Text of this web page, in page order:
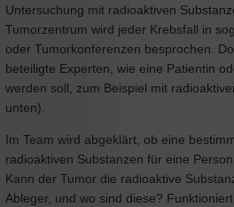
Untersuchung mit radioaktiven
Tumorzentrum wird jeder Krebsfall in
oder Tumorkonferenzen besprochen.
beteiligte Experten, wie eine Patientin
werden soll, zum Beispiel mit
unten).
Im Team wird abgeklärt, ob eine
radioaktiven Substanzen für eine
Kann der Tumor die radioaktive
Ableger, und wo sind diese?